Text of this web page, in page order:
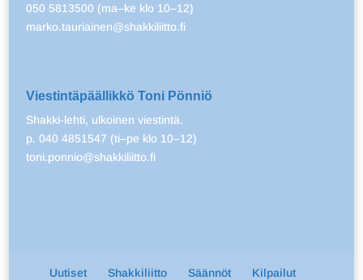
050 5813500 (ma–ke klo 10–12)
marko.tauriainen@shakkiliitto.fi
Viestintäpäällikkö Toni Pönniö
Shakki-lehti, ulkoinen viestintä.
p. 040 4851547 (ti–pe klo 10–12)
toni.ponnio@shakkiliitto.fi
Uutiset Shakkiliitto Säännöt Kilpailut